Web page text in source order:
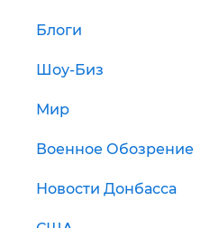
Блоги
Шоу-Биз
Мир
Военное Обозрение
Новости Донбасса